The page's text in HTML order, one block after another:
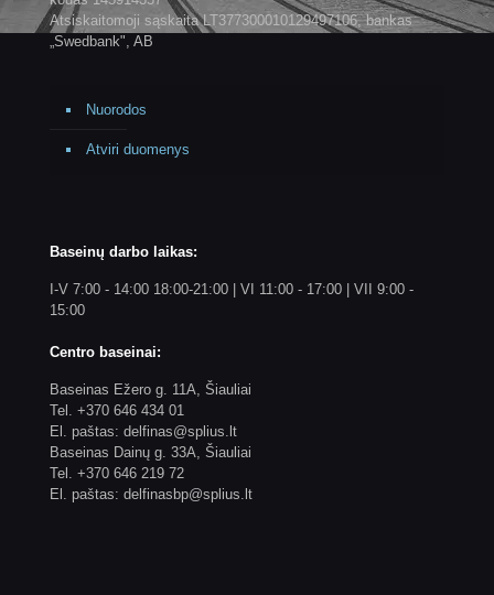
Atsiskaitomoji sąskaita LT377300010129497106, bankas
„Swedbank", AB
Nuorodos
Atviri duomenys
Baseinų darbo laikas:
I-V 7:00 - 14:00 18:00-21:00 | VI 11:00 - 17:00 | VII 9:00 -
15:00
Centro baseinai:
Baseinas Ežero g. 11A, Šiauliai
Tel. +370 646 434 01
El. paštas: delfinas@splius.lt
Baseinas Dainų g. 33A, Šiauliai
Tel. +370 646 219 72
El. paštas: delfinasbp@splius.lt